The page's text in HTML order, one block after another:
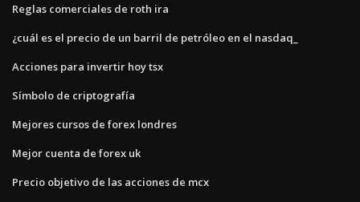
Reglas comerciales de roth ira
¿cuál es el precio de un barril de petróleo en el nasdaq_
Acciones para invertir hoy tsx
Símbolo de criptografía
Mejores cursos de forex londres
Mejor cuenta de forex uk
Precio objetivo de las acciones de mcx